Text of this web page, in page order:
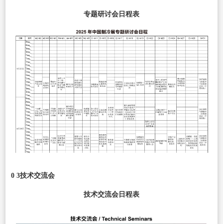
专题研讨会日程表
0 3技术交流会
技术交流会日程表